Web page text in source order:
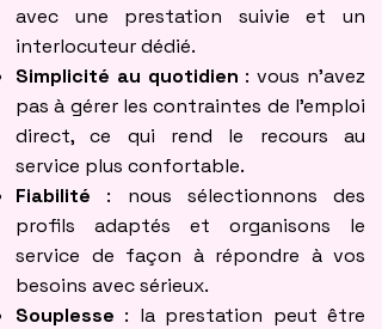
avec une prestation suivie et un
interlocuteur dédié.
Simplicité au quotidien : vous n’avez
pas à gérer les contraintes de l’emploi
direct, ce qui rend le recours au
service plus confortable.
Fiabilité : nous sélectionnons des
profils adaptés et organisons le
service de façon à répondre à vos
besoins avec sérieux.
Souplesse : la prestation peut être